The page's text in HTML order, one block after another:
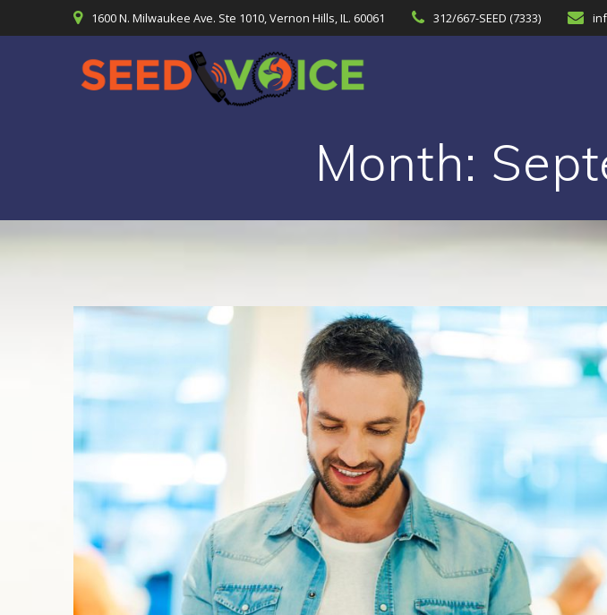
to
1600 N. Milwaukee Ave. Ste 1010, Vernon Hills, IL. 60061 312/667-SEED (7333)
Month: